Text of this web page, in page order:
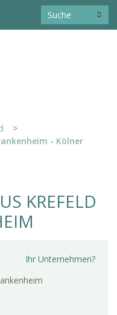
>
- Kölner
KREFELD
Ihr Unternehmen?